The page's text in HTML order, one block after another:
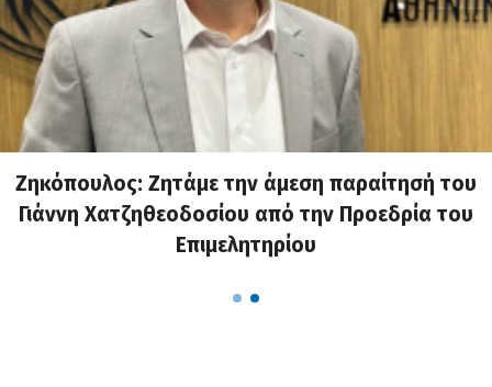
Ζηκόπουλος: Ζητάμε την άμεση παραίτησή του
Γιάννη Χατζηθεοδοσίου από την Προεδρία του
Επιμελητηρίου